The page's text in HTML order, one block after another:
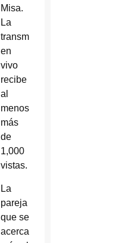
Misa.
La
transmisión
en
vivo
recibe
al
menos
más
de
1,000
vistas.
La
pareja
que se
acerca